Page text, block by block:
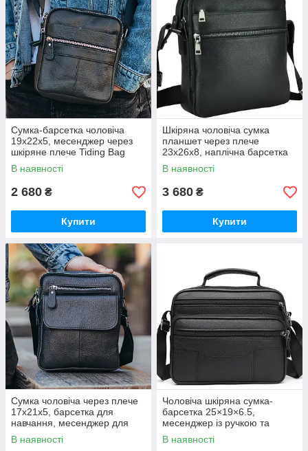
Сумка-барсетка чоловіча
19х22х5, месенджер через
шкіряне плече Tiding Bag
BON6165 чорний
В наявності
2 680 ₴
Купити
Шкіряна чоловіча сумка
планшет через плече
23х26х8, наплічна барсетка
Tiding Bag MN-284334 чорна
В наявності
3 680 ₴
Купити
Сумка чоловіча через плече
17х21х5, барсетка для
навчання, месенджер для
телефону Tiding Bag IT-
73302 чорна
В наявності
Чоловіча шкіряна сумка-
барсетка 25×19×6.5,
месенджер із ручкою та
ременем через плече BX-
10041 чорний
В наявності